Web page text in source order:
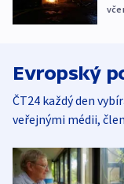
Evropský
ČT24 každý den
veřejnými médii,